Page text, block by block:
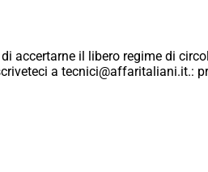
accertarne il libero regime di
a tecnici@affaritaliani.it.: